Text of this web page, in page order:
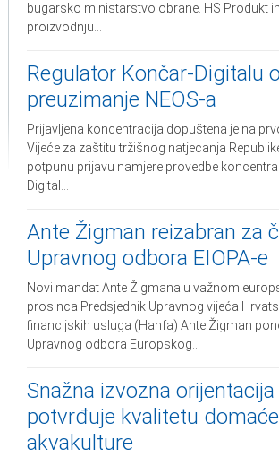
bugarsko ministarstvo obrane. HS Produkt
proizvodnju...
Regulator Končar-Digitalu
preuzimanje NEOS-a
Prijavljena koncentracija dopuštena je na
Vijeće za zaštitu tržišnog natjecanja
potpunu prijavu namjere provedbe
Digital...
Ante Žigman reizabran za
Upravnog odbora EIOPA-e
Novi mandat Ante Žigmana u važnom
prosinca Predsjednik Upravnog vijeća
financijskih usluga (Hanfa) Ante Žigman
Upravnog odbora Europskog...
Snažna izvozna orijentacija
potvrđuje kvalitetu domaće
akvakulture